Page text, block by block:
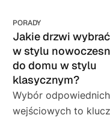
PORADY
Jakie drzwi
w stylu
do domu w stylu
klasycznym?
Wybór
wejściowych to